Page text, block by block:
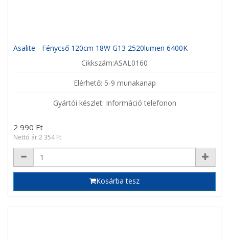
Asalite - Fénycső 120cm 18W G13 2520lumen 6400K
Cikkszám:ASAL0160
Elérhető: 5-9 munakanap
Gyártói készlet: Információ telefonon
2 990 Ft
Nettó ár:2 354 Ft
Kosárba tesz